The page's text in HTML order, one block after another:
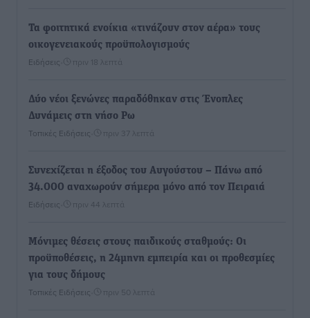
Τα φοιτητικά ενοίκια «τινάζουν στον αέρα» τους
οικογενειακούς προϋπολογισμούς
Ειδήσεις πριν 18 λεπτά
Δύο νέοι ξενώνες παραδόθηκαν στις Ένοπλες
Δυνάμεις στη νήσο Ρω
Τοπικές Ειδήσεις πριν 37 λεπτά
Συνεχίζεται η έξοδος του Αυγούστου – Πάνω από
34.000 αναχωρούν σήμερα μόνο από τον Πειραιά
Ειδήσεις πριν 44 λεπτά
Μόνιμες θέσεις στους παιδικούς σταθμούς: Οι
προϋποθέσεις, η 24μηνη εμπειρία και οι προθεσμίες
για τους δήμους
Τοπικές Ειδήσεις πριν 50 λεπτά